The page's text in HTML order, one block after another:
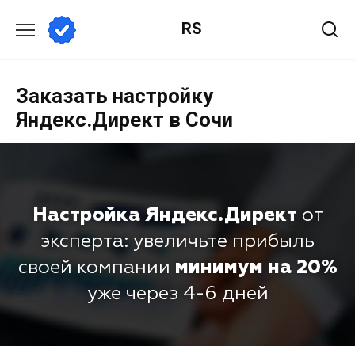
RS
Заказать настройку
Яндекс.Директ в Сочи
Настройка Яндекс.Директ от
эксперта: увеличьте прибыль
своей компании минимум на 20%
уже через 4-6 дней